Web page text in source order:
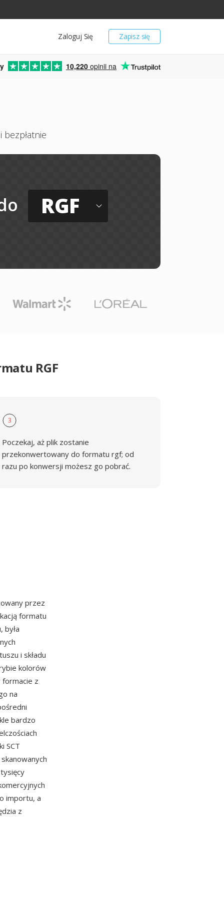
Zapisz się
Zaloguj Się
10,220 opinii na
RGF
RGF
3
Poczekaj, aż plik zostanie
przekonwertowany do formatu rgf; od
razu po konwersji możesz go pobrać.
przez
formatu
była
i składu
kolorów
formacie z
na
bardzo
SCT
importu, a
z